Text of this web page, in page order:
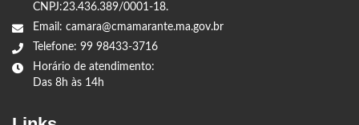
CNPJ:23.436.389/0001-18.
Email: camara@cmamarante.ma.gov.br
Telefone: 99 98433-3716
Horário de atendimento:
Das 8h às 14h